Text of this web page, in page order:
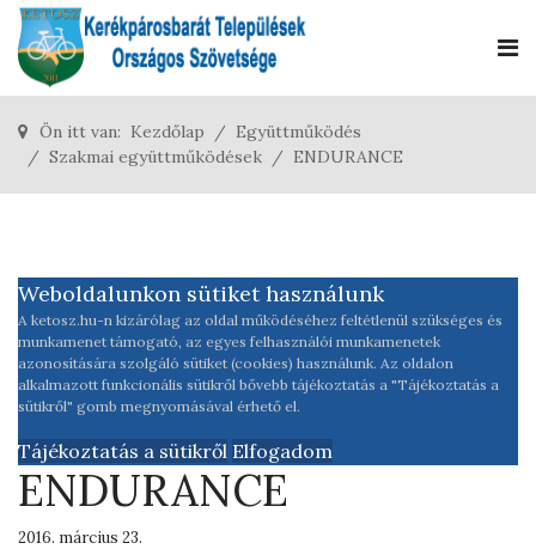
Ön itt van: Kezdőlap
Együttműködés
Szakmai együttműködések
ENDURANCE
Weboldalunkon sütiket használunk
A ketosz.hu-n kizárólag az oldal működéséhez feltétlenül szükséges és
munkamenet támogató, az egyes felhasználói munkamenetek
azonosítására szolgáló sütiket (cookies) használunk. Az oldalon
alkalmazott funkcionális sütikről bővebb tájékoztatás a "Tájékoztatás a
sütikről" gomb megnyomásával érhető el.
Tájékoztatás a sütikről Elfogadom
ENDURANCE
2016. március 23.